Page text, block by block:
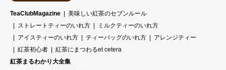
TeaClubMagazine
美味しい紅茶のセブンルール
ストレートティーのいれ方
ミルクティーのいれ方
アイスティーのいれ方
ティーバッグのいれ方
アレンジティー
紅茶初心者
紅茶にまつわるet cetera
紅茶まるわかり大全集